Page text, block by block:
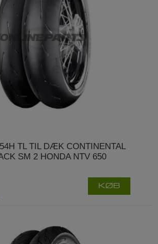
TL TIL DÆK CONTINENTAL
SM 2 HONDA NTV 650
KØB